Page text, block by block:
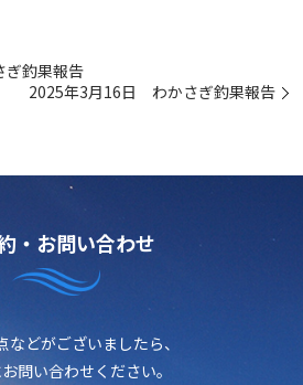
釣果報告
2025年3月16日 わかさぎ釣果報告
・お問い合わせ
などがございましたら、
問い合わせください。